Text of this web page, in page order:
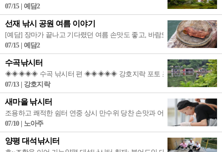
07/15 | 예담2
선재 낚시 공원 여름 이야기
[예담] 장마가 끝나고 기다렸던 여름 손맛도 좋고, 바람도 좋고, 가족과 함
07/15 | 예담2
수곡낚시터
◈◈◈◈◈ 수곡 낚시터 편 ◈◈◈◈◈ 강호지락 포토 조행기.... 어느덧 늦깍 장
07/13 | 강호지락
새마을 낚시터
조용하고 쾌적한 쉼터 연중 상시 만수위 당찬 손맛과 어망 가득 채움 보장
07/10 | 노아주
양평 대석낚시터